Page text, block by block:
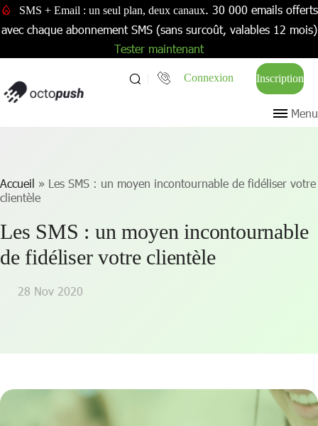
SMS + Email : un seul plan, deux canaux. 30 000 emails offerts
avec chaque abonnement SMS (sans surcoût, valables 12 mois)
Tester maintenant
Connexion Inscription
Menu
Accueil » Les SMS : un moyen incontournable de fidéliser votre
clientèle
Les SMS : un moyen incontournable
de fidéliser votre clientèle
28 Nov 2020